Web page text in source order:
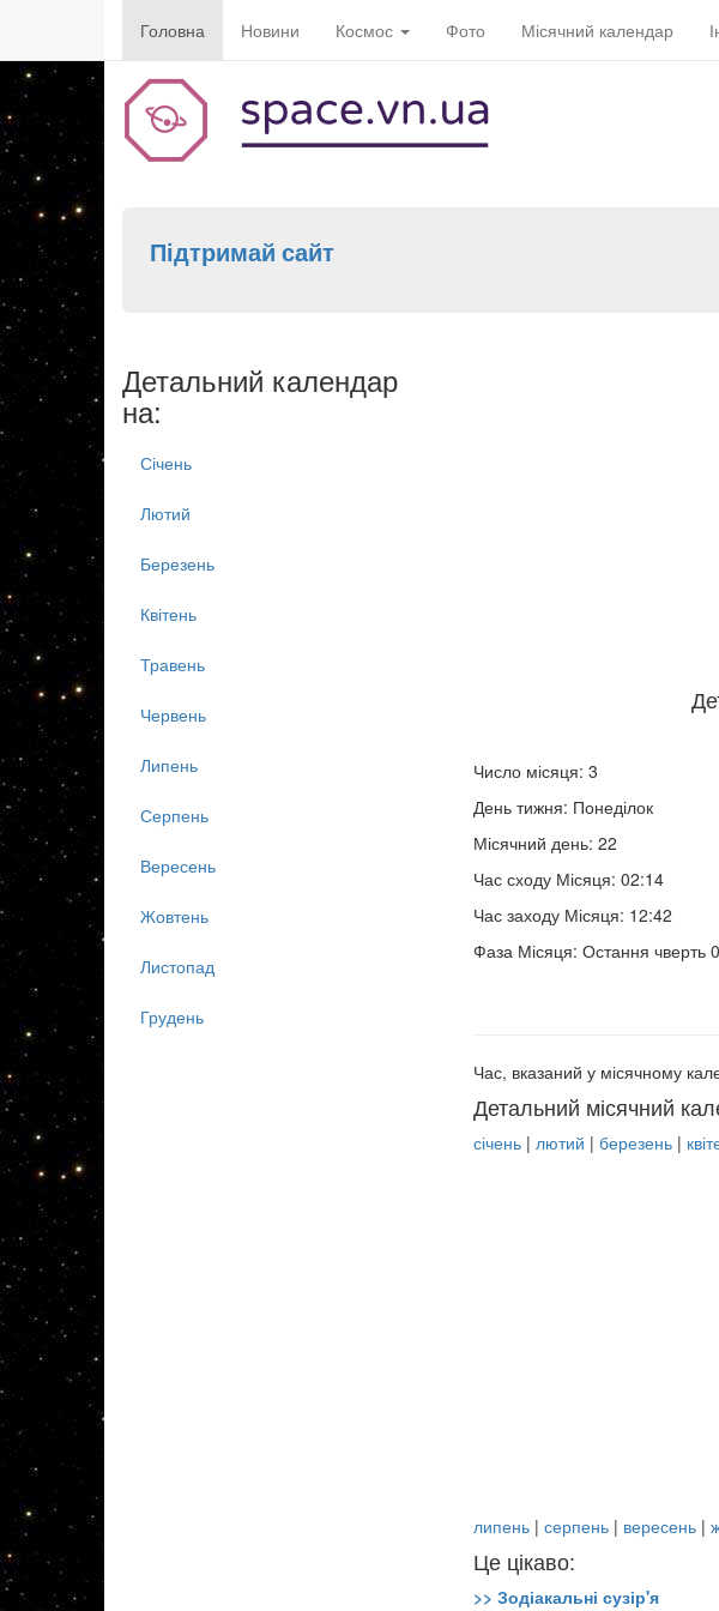
Головна Новини Космос Фото Місячний календар
Підтримай сайт
Число місяця: 3
День тижня: Понеділок
Місячний день: 22
Час сходу Місяця: 02:14
Час заходу Місяця: 12:42
Фаза Місяця: Остання чверть
Час, вказаний у місячному
Детальний місячний
січень| лютий | березень|
липень| серпень| вересень|
Це цікаво:
>> Зодіакальні сузір'я
Детальний календар
на:
Січень
Лютий
Березень
Квітень
Травень
Червень
Липень
Серпень
Вересень
Жовтень
Листопад
Грудень